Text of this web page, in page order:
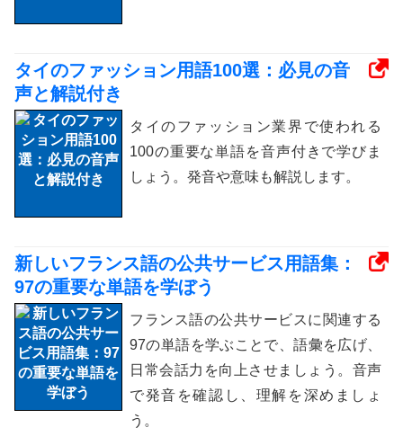
タイのファッション用語100選：必見の音
声と解説付き
タイのファッション業界で使われる
100の重要な単語を音声付きで学びま
しょう。発音や意味も解説します。
新しいフランス語の公共サービス用語集：
97の重要な単語を学ぼう
フランス語の公共サービスに関連する
97の単語を学ぶことで、語彙を広げ、
日常会話力を向上させましょう。音声
で発音を確認し、理解を深めましょ
う。